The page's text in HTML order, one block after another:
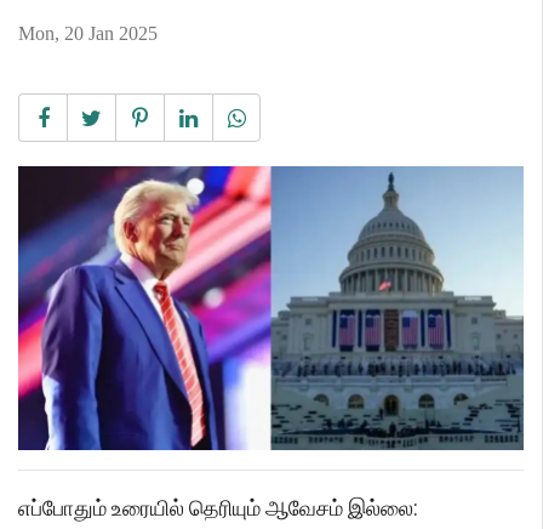
Mon, 20 Jan 2025
எப்போதும் உரையில் தெரியும் ஆவேசம் இல்லை: